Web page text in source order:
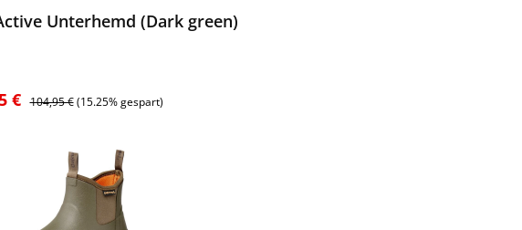
Unterhemd (Dark green)
€ Regulärer Preis:
104,95 € (15.25% gespart)